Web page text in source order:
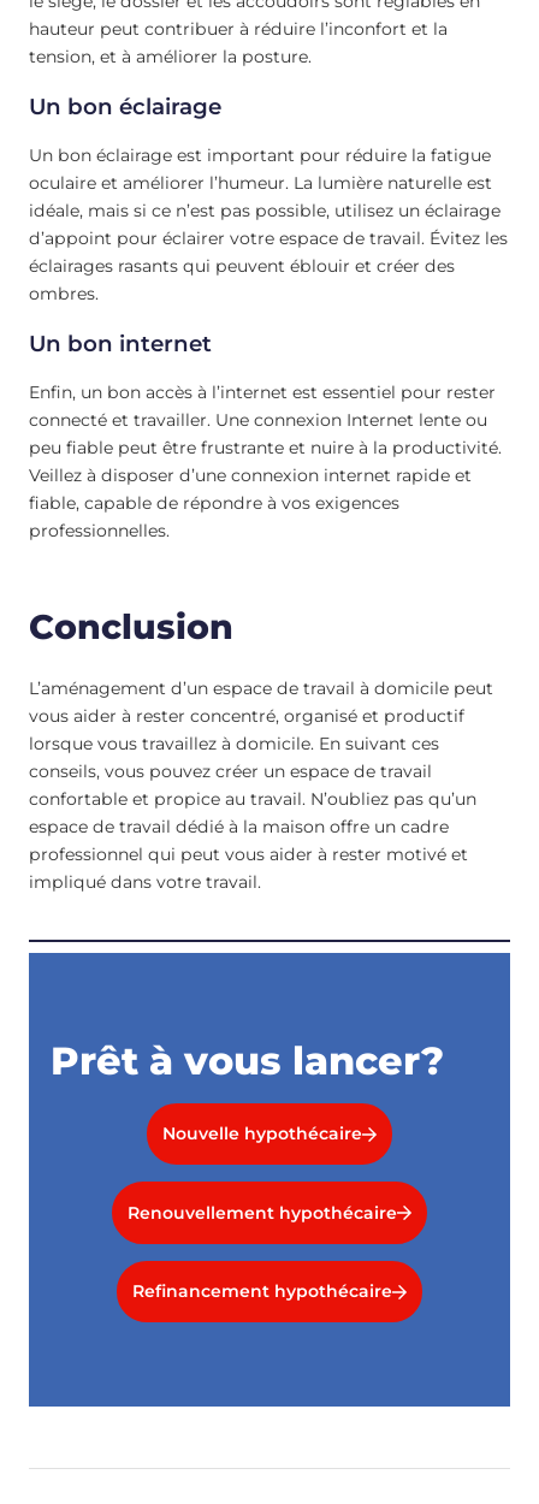
hauteur peut contribuer à réduire l’inconfort et la
tension, et à améliorer la posture.
Un bon éclairage
Un bon éclairage est important pour réduire la fatigue
oculaire et améliorer l’humeur. La lumière naturelle est
idéale, mais si ce n’est pas possible, utilisez un éclairage
d’appoint pour éclairer votre espace de travail. Évitez les
éclairages rasants qui peuvent éblouir et créer des
ombres.
Un bon internet
Enfin, un bon accès à l’internet est essentiel pour rester
connecté et travailler. Une connexion Internet lente ou
peu fiable peut être frustrante et nuire à la productivité.
Veillez à disposer d’une connexion internet rapide et
fiable, capable de répondre à vos exigences
professionnelles.
Conclusion
L’aménagement d’un espace de travail à domicile peut
vous aider à rester concentré, organisé et productif
lorsque vous travaillez à domicile. En suivant ces
conseils, vous pouvez créer un espace de travail
confortable et propice au travail. N’oubliez pas qu’un
espace de travail dédié à la maison offre un cadre
professionnel qui peut vous aider à rester motivé et
impliqué dans votre travail.
Prêt à vous lancer?
Nouvelle hypothécaire
Renouvellement hypothécaire
Refinancement hypothécaire